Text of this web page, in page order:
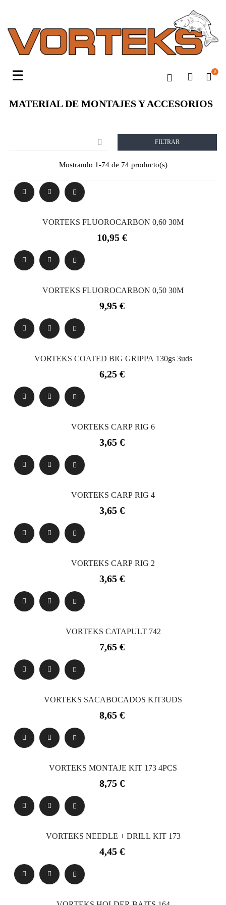
Navegación
palanca
☰ 0
MATERIAL DE MONTAJES Y ACCESORIOS
 FILTRAR
Mostrando 1-74 de 74 producto(s)
VORTEKS FLUOROCARBON 0,60 30M
Precio
10,95 €
VORTEKS FLUOROCARBON 0,50 30M
Precio
9,95 €
VORTEKS COATED BIG GRIPPA 130gs 3uds
Precio
6,25 €
VORTEKS CARP RIG 6
Precio
3,65 €
VORTEKS CARP RIG 4
Precio
3,65 €
VORTEKS CARP RIG 2
Precio
3,65 €
VORTEKS CATAPULT 742
Precio
7,65 €
VORTEKS SACABOCADOS KIT3UDS
Precio
8,65 €
VORTEKS MONTAJE KIT 173 4PCS
Precio
8,75 €
VORTEKS NEEDLE + DRILL KIT 173
Precio
4,45 €